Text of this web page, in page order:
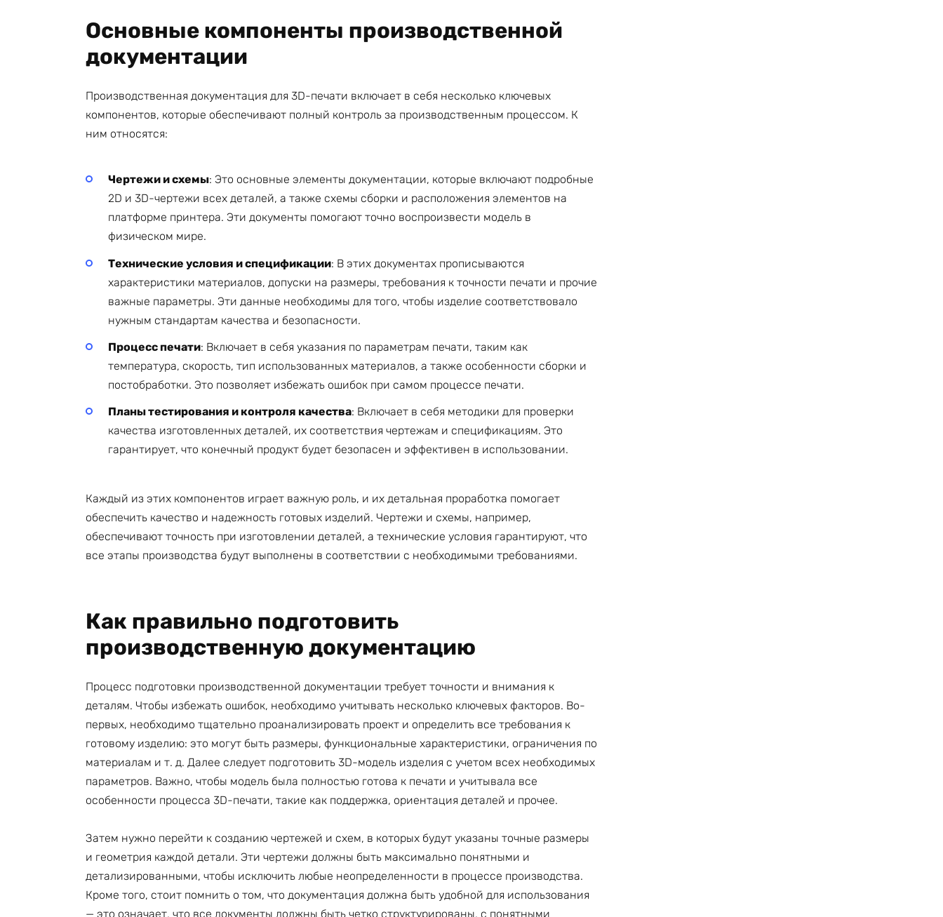
Основные компоненты производственной
документации
Производственная документация для 3D-печати включает в себя несколько ключевых
компонентов, которые обеспечивают полный контроль за производственным процессом. К
ним относятся:
Чертежи и схемы: Это основные элементы документации, которые включают подробные
2D и 3D-чертежи всех деталей, а также схемы сборки и расположения элементов на
платформе принтера. Эти документы помогают точно воспроизвести модель в
физическом мире.
Технические условия и спецификации: В этих документах прописываются
характеристики материалов, допуски на размеры, требования к точности печати и прочие
важные параметры. Эти данные необходимы для того, чтобы изделие соответствовало
нужным стандартам качества и безопасности.
Процесс печати: Включает в себя указания по параметрам печати, таким как
температура, скорость, тип использованных материалов, а также особенности сборки и
постобработки. Это позволяет избежать ошибок при самом процессе печати.
Планы тестирования и контроля качества: Включает в себя методики для проверки
качества изготовленных деталей, их соответствия чертежам и спецификациям. Это
гарантирует, что конечный продукт будет безопасен и эффективен в использовании.
Каждый из этих компонентов играет важную роль, и их детальная проработка помогает
обеспечить качество и надежность готовых изделий. Чертежи и схемы, например,
обеспечивают точность при изготовлении деталей, а технические условия гарантируют, что
все этапы производства будут выполнены в соответствии с необходимыми требованиями.
Как правильно подготовить
производственную документацию
Процесс подготовки производственной документации требует точности и внимания к
деталям. Чтобы избежать ошибок, необходимо учитывать несколько ключевых факторов. Во-
первых, необходимо тщательно проанализировать проект и определить все требования к
готовому изделию: это могут быть размеры, функциональные характеристики, ограничения по
материалам и т. д. Далее следует подготовить 3D-модель изделия с учетом всех необходимых
параметров. Важно, чтобы модель была полностью готова к печати и учитывала все
особенности процесса 3D-печати, такие как поддержка, ориентация деталей и прочее.
Затем нужно перейти к созданию чертежей и схем, в которых будут указаны точные размеры
и геометрия каждой детали. Эти чертежи должны быть максимально понятными и
детализированными, чтобы исключить любые неопределенности в процессе производства.
Кроме того, стоит помнить о том, что документация должна быть удобной для использования
— это означает, что все документы должны быть четко структурированы, с понятными